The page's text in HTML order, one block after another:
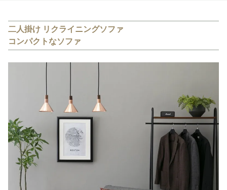
二人掛け リクライニングソファ
コンパクトなソファ